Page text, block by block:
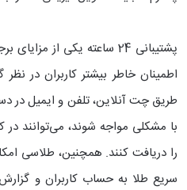
پشتیبانی 24 ساعته یکی از
اطمینان خاطر بیشتر کاربران در
طریق چت آنلاین، تلفن و ایمیل در
با مشکلی مواجه شوند، می‌توانند
را دریافت کنند. همچنین، طلاسی
سریع طلا به حساب کاربران و